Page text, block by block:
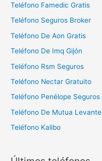
Teléfono Famedic Gratis
Teléfono Seguros Broker
Teléfono De Aon Gratis
Teléfono De Imq Gijón
Teléfono Rsm Seguros
Teléfono Nectar Gratuito
Teléfono Penélope Seguros
Teléfono De Mutua Levante
Teléfono Kalibo